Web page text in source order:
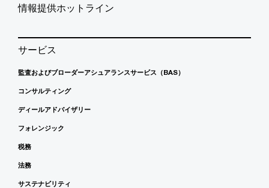
情報提供ホットライン
サービス
監査およびブローダーアシュアランスサービス（BAS）
コンサルティング
ディールアドバイザリー
フォレンジック
税務
法務
サステナビリティ